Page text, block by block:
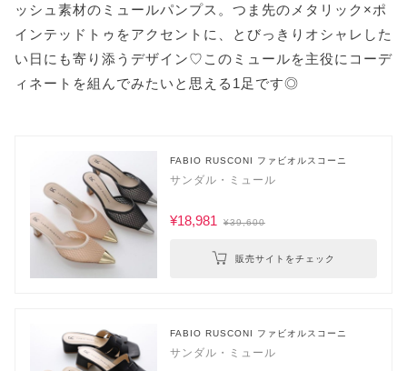
ッシュ素材のミュールパンプス。つま先のメタリック×ポ
インテッドトゥをアクセントに、とびっきりオシャレした
い日にも寄り添うデザイン♡このミュールを主役にコーデ
ィネートを組んでみたいと思える1足です◎
FABIO RUSCONI ファビオルスコーニ
サンダル・ミュール
¥18,981 ¥39,600
販売サイトをチェック
FABIO RUSCONI ファビオルスコーニ
サンダル・ミュール